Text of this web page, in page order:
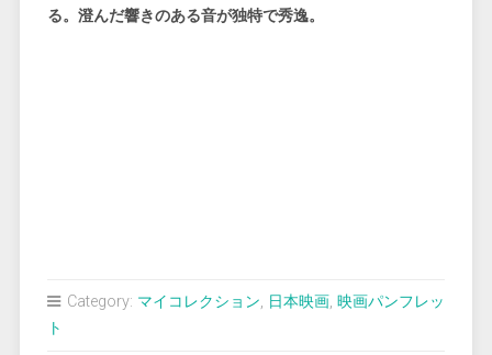
る。澄んだ響きのある音が独特で秀逸。
Category: マイコレクション, 日本映画, 映画パンフレッ
ト